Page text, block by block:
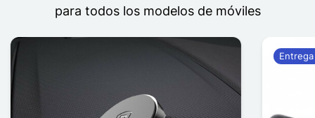
para todos los modelos de móviles